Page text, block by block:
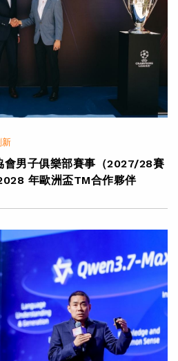
新
會男子俱樂部賽事（2027/28賽
年歐洲盃TM合作夥伴